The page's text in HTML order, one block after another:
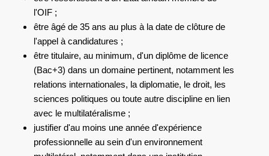
l'OIF ;
être âgé de 35 ans au plus à la date de clôture de
l'appel à candidatures ;
être titulaire, au minimum, d'un diplôme de licence
(Bac+3) dans un domaine pertinent, notamment les
relations internationales, la diplomatie, le droit, les
sciences politiques ou toute autre discipline en lien
avec le multilatéralisme ;
justifier d'au moins une année d'expérience
professionnelle au sein d'un environnement